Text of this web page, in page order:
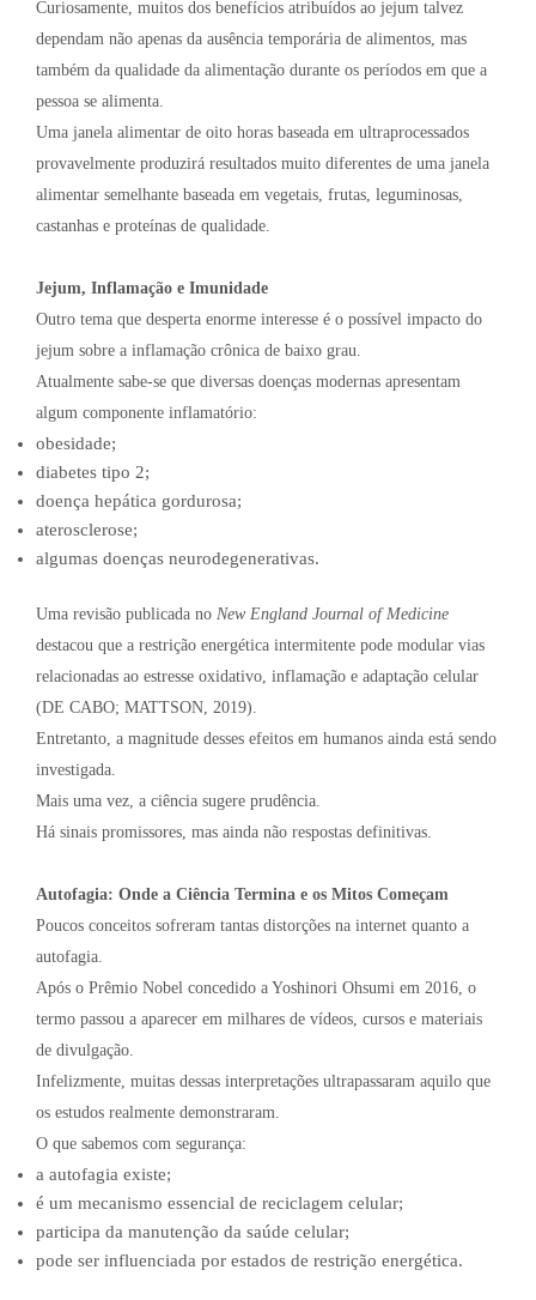
Curiosamente, muitos dos benefícios atribuídos ao jejum talvez
dependam não apenas da ausência temporária de alimentos, mas
também da qualidade da alimentação durante os períodos em que a
pessoa se alimenta.
Uma janela alimentar de oito horas baseada em ultraprocessados
provavelmente produzirá resultados muito diferentes de uma janela
alimentar semelhante baseada em vegetais, frutas, leguminosas,
castanhas e proteínas de qualidade.
Jejum, Inflamação e Imunidade
Outro tema que desperta enorme interesse é o possível impacto do
jejum sobre a inflamação crônica de baixo grau.
Atualmente sabe-se que diversas doenças modernas apresentam
algum componente inflamatório:
obesidade;
diabetes tipo 2;
doença hepática gordurosa;
aterosclerose;
algumas doenças neurodegenerativas.
Uma revisão publicada no New England Journal of Medicine
destacou que a restrição energética intermitente pode modular vias
relacionadas ao estresse oxidativo, inflamação e adaptação celular
(DE CABO; MATTSON, 2019).
Entretanto, a magnitude desses efeitos em humanos ainda está sendo
investigada.
Mais uma vez, a ciência sugere prudência.
Há sinais promissores, mas ainda não respostas definitivas.
Autofagia: Onde a Ciência Termina e os Mitos Começam
Poucos conceitos sofreram tantas distorções na internet quanto a
autofagia.
Após o Prêmio Nobel concedido a Yoshinori Ohsumi em 2016, o
termo passou a aparecer em milhares de vídeos, cursos e materiais
de divulgação.
Infelizmente, muitas dessas interpretações ultrapassaram aquilo que
os estudos realmente demonstraram.
O que sabemos com segurança:
a autofagia existe;
é um mecanismo essencial de reciclagem celular;
participa da manutenção da saúde celular;
pode ser influenciada por estados de restrição energética.